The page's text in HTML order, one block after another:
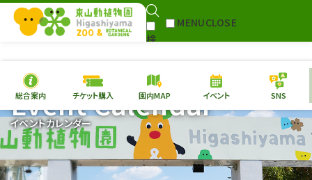
検
MENUCLOSE
本日の開園情報 チケ
園内MAP イベント
総合案内
総合案内 チケット購入 園内MAP イベント SNS
イベントカレンダー
Event Calendar